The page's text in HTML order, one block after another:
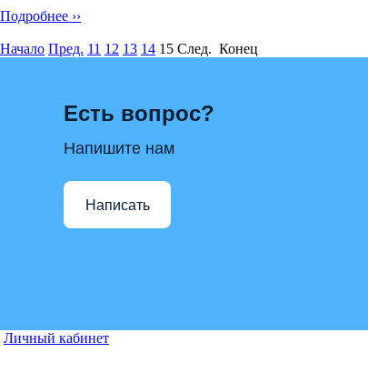
Подробнее ››
Начало Пред. 11 12 13 14 15 След. Конец
Есть вопрос?
Напишите нам
Написать
Личный кабинет